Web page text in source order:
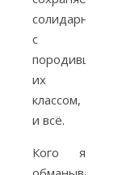
солидарность
с
породившим
их
классом,
и всё.
Кого я